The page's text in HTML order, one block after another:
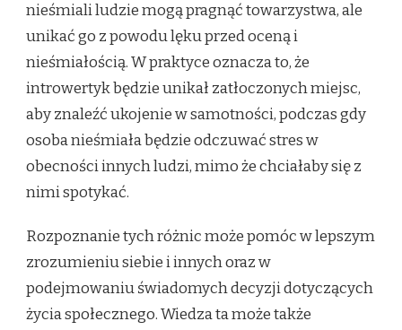
nieśmiali ludzie mogą pragnąć towarzystwa, ale
unikać go z powodu lęku przed oceną i
nieśmiałością. W praktyce oznacza to, że
introwertyk będzie unikał zatłoczonych miejsc,
aby znaleźć ukojenie w samotności, podczas gdy
osoba nieśmiała będzie odczuwać stres w
obecności innych ludzi, mimo że chciałaby się z
nimi spotykać.
Rozpoznanie tych różnic może pomóc w lepszym
zrozumieniu siebie i innych oraz w
podejmowaniu świadomych decyzji dotyczących
życia społecznego. Wiedza ta może także